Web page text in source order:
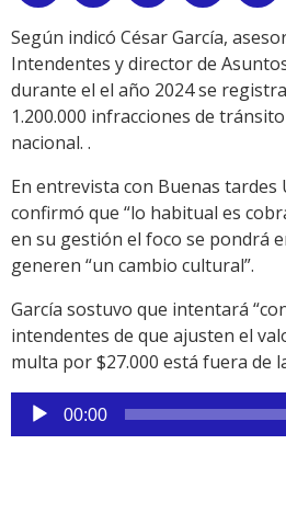
Según indicó César García,
Intendentes y director de
durante el el año 2024 se
1.200.000 infracciones de
nacional. .
En entrevista con Buenas tardes
confirmó que “lo habitual es
en su gestión el foco se pondrá
generen “un cambio cultural”.
García sostuvo que intentará
intendentes de que ajusten el
multa por $27.000 está fuera de
Reproductor
de
00:00